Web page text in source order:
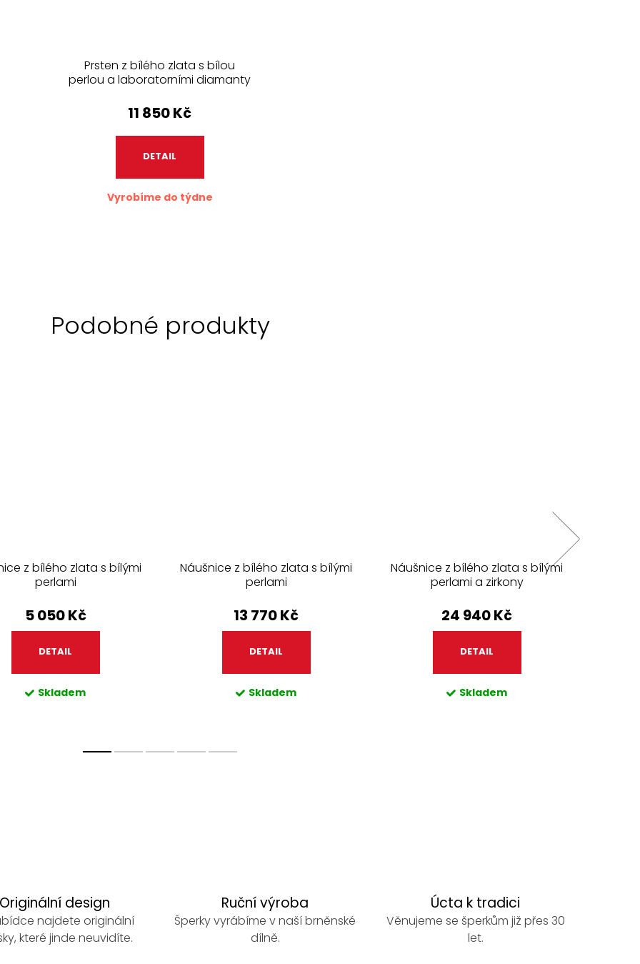
Prsten z bílého zlata s bílou
perlou a laboratorními diamanty
11 850 Kč
DETAIL
Vyrobíme do týdne
z bílého zlata s bílými
perlami
5 050 Kč
DETAIL
Skladem
Náušnice z bílého zlata s bílými
perlami
13 770 Kč
DETAIL
Skladem
Náušnice z bílého zlata s bílými
perlami a zirkony
24 940 Kč
DETAIL
Skladem
Originální design
najdete originální
které jinde neuvidíte.
Ruční výroba
Šperky vyrábíme v naší brněnské
dílně.
Úcta k tradici
Věnujeme se šperkům již přes 30
let.